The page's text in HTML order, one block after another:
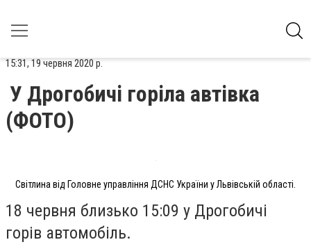
15:31, 19 червня 2020 р.
У Дрогобичі горіла автівка
(ФОТО)
Світлина від Головне управління ДСНС України у Львівській області.
18 червня близько 15:09 у Дрогобичі
горів автомобіль.